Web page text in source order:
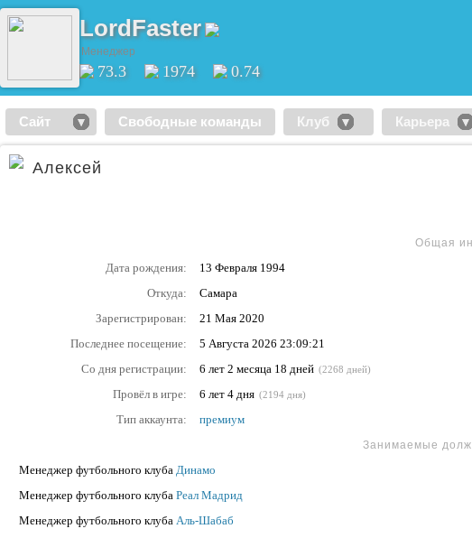
LordFaster
Менеджер
73.3 1974 0.74
Сайт Свободные команды Клуб Карьера
Алексей
Общая
Дата рождения:
13 Февраля 1994
Откуда:
Самара
Зарегистрирован:
21 Мая 2020
Последнее посещение:
5 Августа 2026 23:09:21
Со дня регистрации:
6 лет 2 месяца 18 дней (2268 дней)
Провёл в игре: 6 лет 4 дня (2194 дня)
Тип аккаунта: премиум
Занимаемые
Менеджер футбольного клуба Динамо
Менеджер футбольного клуба Реал Мадрид
Менеджер футбольного клуба Аль-Шабаб